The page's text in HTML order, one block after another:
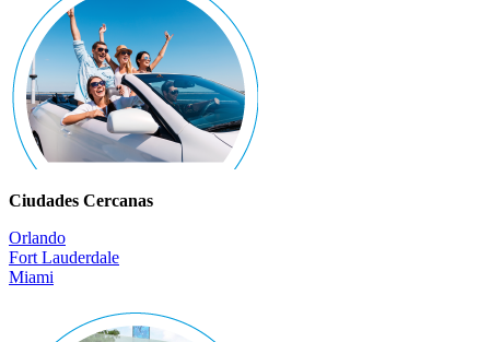
Ciudades Cercanas
Orlando
Fort Lauderdale
Miami